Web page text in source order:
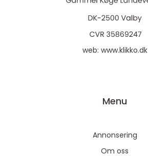
web: www.klikko.dk
Menu
Annonsering
Om oss